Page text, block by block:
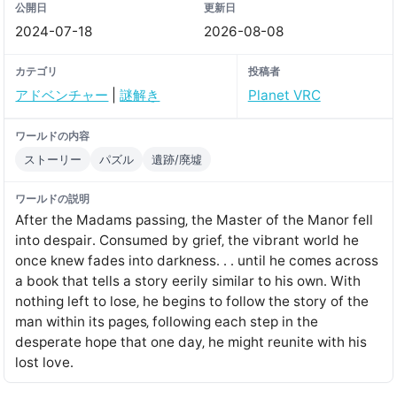
公開日
2024-07-18
更新日
2026-08-08
カテゴリ
アドベンチャー |謎解き
投稿者
Planet VRC
ワールドの内容
ストーリー パズル 遺跡/廃墟
ワールドの説明
After the Madams passing‚ the Master of the Manor fell
into despair․ Consumed by grief‚ the vibrant world he
once knew fades into darkness․ ․ ․ until he comes across
a book that tells a story eerily similar to his own․ With
nothing left to lose‚ he begins to follow the story of the
man within its pages‚ following each step in the
desperate hope that one day‚ he might reunite with his
lost love․